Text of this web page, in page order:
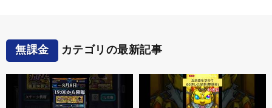
無課金 カテゴリの最新記事